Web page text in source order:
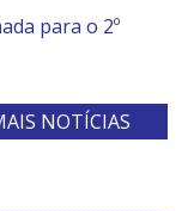
para o 2º
NOTÍCIAS